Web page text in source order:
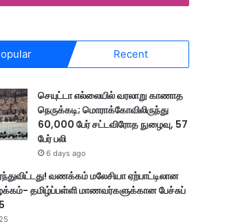
Recent
செயுட்டா எல்லையில் வரலாறு காணாத
நெருக்கடி; மொராக்கோவிலிருந்து
60,000 பேர் சட்டவிரோத நுழைவு, 57
பேர் பலி
6 days ago
வணக்கம் மலேசியா ஏற்பாட்டிலான
தமிழ்ப்பள்ளி மாணவர்களுக்கான பேச்சுப்